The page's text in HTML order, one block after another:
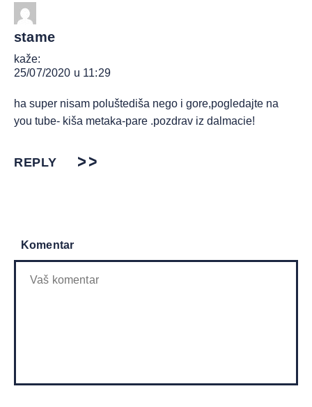
stame
kaže:
25/07/2020 u 11:29
ha super nisam poluštediša nego i gore,pogledajte na
you tube- kiša metaka-pare .pozdrav iz dalmacie!
REPLY
Komentar